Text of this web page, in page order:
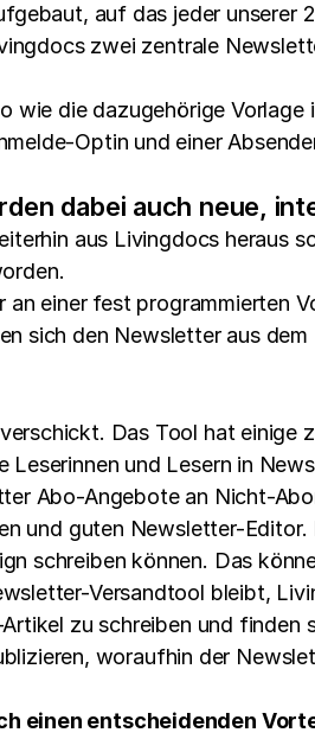
auf das jeder unserer
zwei zentrale
die dazugehörige Vorlage
Optin und einer
dabei auch neue,
aus Livingdocs heraus
einer fest programmierten
sich den Newsletter aus
Das Tool hat einige
und Lesern in
Abo-Angebote an Nicht-
und guten Newsletter-
schreiben können. Das
Versandtool bleibt,
zu schreiben und finden
woraufhin der
einen entscheidenden